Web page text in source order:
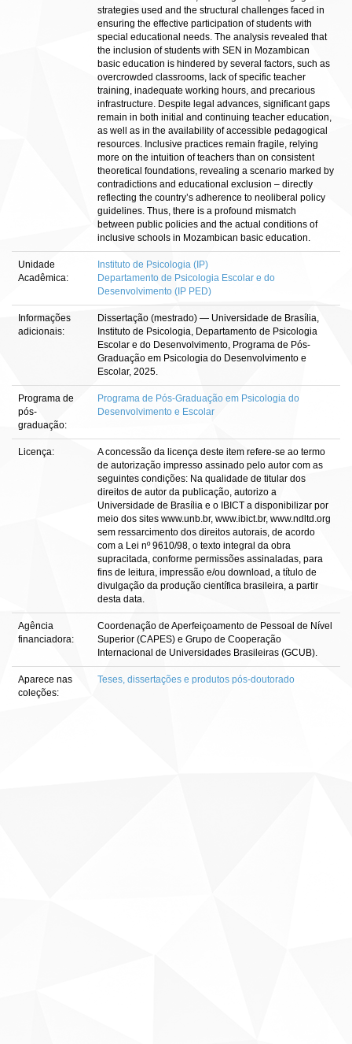
strategies used and the structural challenges faced in
ensuring the effective participation of students with
special educational needs. The analysis revealed that
the inclusion of students with SEN in Mozambican
basic education is hindered by several factors, such as
overcrowded classrooms, lack of specific teacher
training, inadequate working hours, and precarious
infrastructure. Despite legal advances, significant gaps
remain in both initial and continuing teacher education,
as well as in the availability of accessible pedagogical
resources. Inclusive practices remain fragile, relying
more on the intuition of teachers than on consistent
theoretical foundations, revealing a scenario marked by
contradictions and educational exclusion – directly
reflecting the country’s adherence to neoliberal policy
guidelines. Thus, there is a profound mismatch
between public policies and the actual conditions of
inclusive schools in Mozambican basic education.
Unidade
Acadêmica:
Instituto de Psicologia (IP)
Departamento de Psicologia Escolar e do
Desenvolvimento (IP PED)
Informações
adicionais:
Dissertação (mestrado) — Universidade de Brasília,
Instituto de Psicologia, Departamento de Psicologia
Escolar e do Desenvolvimento, Programa de Pós-
Graduação em Psicologia do Desenvolvimento e
Escolar, 2025.
Programa de
pós-
graduação:
Programa de Pós-Graduação em Psicologia do
Desenvolvimento e Escolar
Licença:
A concessão da licença deste item refere-se ao termo
de autorização impresso assinado pelo autor com as
seguintes condições: Na qualidade de titular dos
direitos de autor da publicação, autorizo a
Universidade de Brasília e o IBICT a disponibilizar por
meio dos sites www.unb.br, www.ibict.br, www.ndltd.org
sem ressarcimento dos direitos autorais, de acordo
com a Lei nº 9610/98, o texto integral da obra
supracitada, conforme permissões assinaladas, para
fins de leitura, impressão e/ou download, a título de
divulgação da produção científica brasileira, a partir
desta data.
Agência
financiadora:
Coordenação de Aperfeiçoamento de Pessoal de Nível
Superior (CAPES) e Grupo de Cooperação
Internacional de Universidades Brasileiras (GCUB).
Aparece nas
coleções:
Teses, dissertações e produtos pós-doutorado